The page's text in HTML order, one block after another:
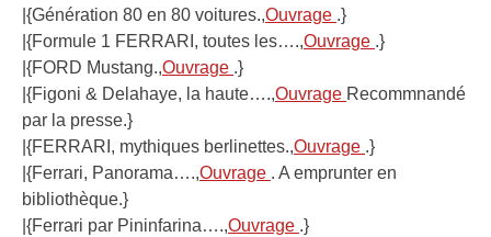
|{Génération 80 en 80 voitures.,Ouvrage .}
|{Formule 1 FERRARI, toutes les….,Ouvrage .}
|{FORD Mustang.,Ouvrage .}
|{Figoni & Delahaye, la haute….,Ouvrage Recommnandé
par la presse.}
|{FERRARI, mythiques berlinettes.,Ouvrage .}
|{Ferrari, Panorama….,Ouvrage . A emprunter en
bibliothèque.}
|{Ferrari par Pininfarina….,Ouvrage .}